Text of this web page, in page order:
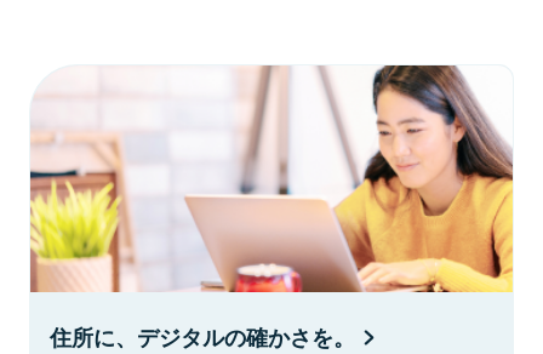
住所に、デジタルの確かさを。